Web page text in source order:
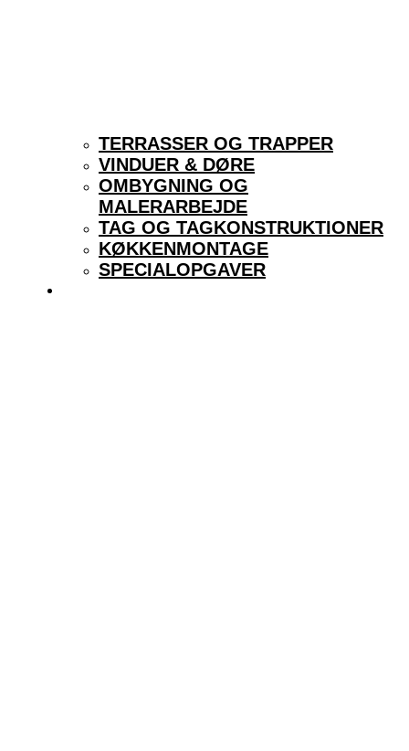
TERRASSER OG TRAPPER
VINDUER & DØRE
OMBYGNING OG
MALERARBEJDE
TAG OG TAGKONSTRUKTIONER
KØKKENMONTAGE
SPECIALOPGAVER